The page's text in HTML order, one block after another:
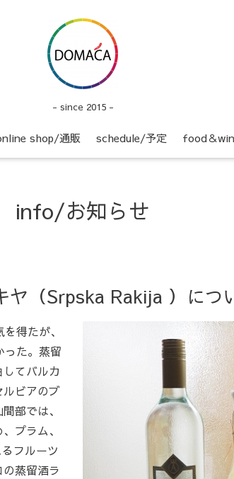
- since 2015 -
shop/通販 schedule/予定 food＆
info/お知らせ
ヤ（Srpska Rakija ）に
得たが、
った。蒸留
てバルカ
ビアのブ
部では、
プラム、
フルーツ
蒸留酒ラ